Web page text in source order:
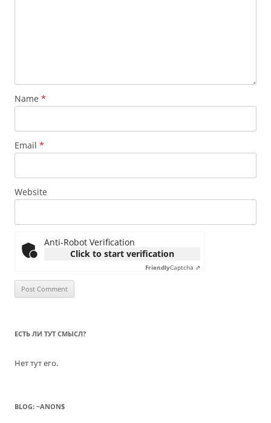
Name *
Email *
Website
Anti-Robot Verification
Click to start verification
FriendlyCaptcha ⇗
ЕСТЬ ЛИ ТУТ СМЫСЛ?
Нет тут его.
BLOG: ~ANON$